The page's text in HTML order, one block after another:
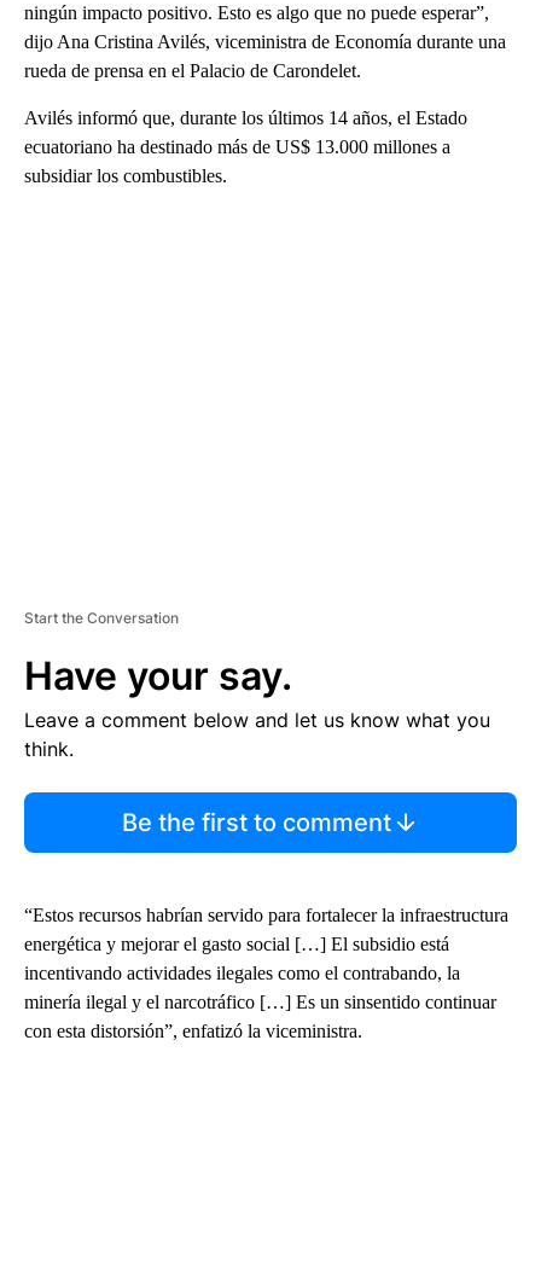
ningún impacto positivo. Esto es algo que no puede esperar”,
dijo Ana Cristina Avilés, viceministra de Economía durante una
rueda de prensa en el Palacio de Carondelet.
Avilés informó que, durante los últimos 14 años, el Estado
ecuatoriano ha destinado más de US$ 13.000 millones a
subsidiar los combustibles.
Start the Conversation
Have your say.
Leave a comment below and let us know what you
think.
Be the first to comment
“Estos recursos habrían servido para fortalecer la infraestructura
energética y mejorar el gasto social […] El subsidio está
incentivando actividades ilegales como el contrabando, la
minería ilegal y el narcotráfico […] Es un sinsentido continuar
con esta distorsión”, enfatizó la viceministra.